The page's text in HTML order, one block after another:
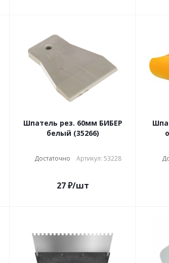
Шпатель рез. 60мм БИБЕР
белый (35266)
Достаточно Артикул: 53228
27₽/шт